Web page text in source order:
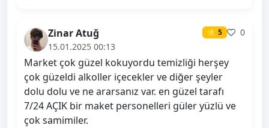
Zinar Atuğ ⭐ 5
0
15.01.2025 00:13
Market çok güzel kokuyordu temizliği herşey
çok güzeldi alkoller içecekler ve diğer şeyler
dolu dolu ve ne ararsanız var. en güzel tarafı
7/24 AÇIK bir maket personelleri güler yüzlü ve
çok samimiler.